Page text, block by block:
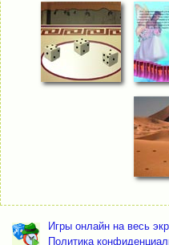
Игры онлайн на весь
Политика